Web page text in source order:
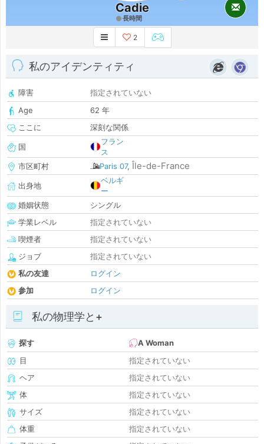
Cadie
長時間
2
私のアイデンティティ
障害
指定されていない
Age
62 年
ここに
深刻な関係
国
フラン
ス
市区町村
Paris 07, Île-de-France
出身地
ベルギ
ー
婚姻状態
シングル
学業レベル
指定されていない
喫煙者
指定されていない
ジョブ
指定されていない
私の友達
ログイン
参加
ログイン
私の物理学と+
探す
A Woman
目
指定されていない
ヘア
指定されていない
体
指定されていない
サイズ
指定されていない
体重
指定されていない